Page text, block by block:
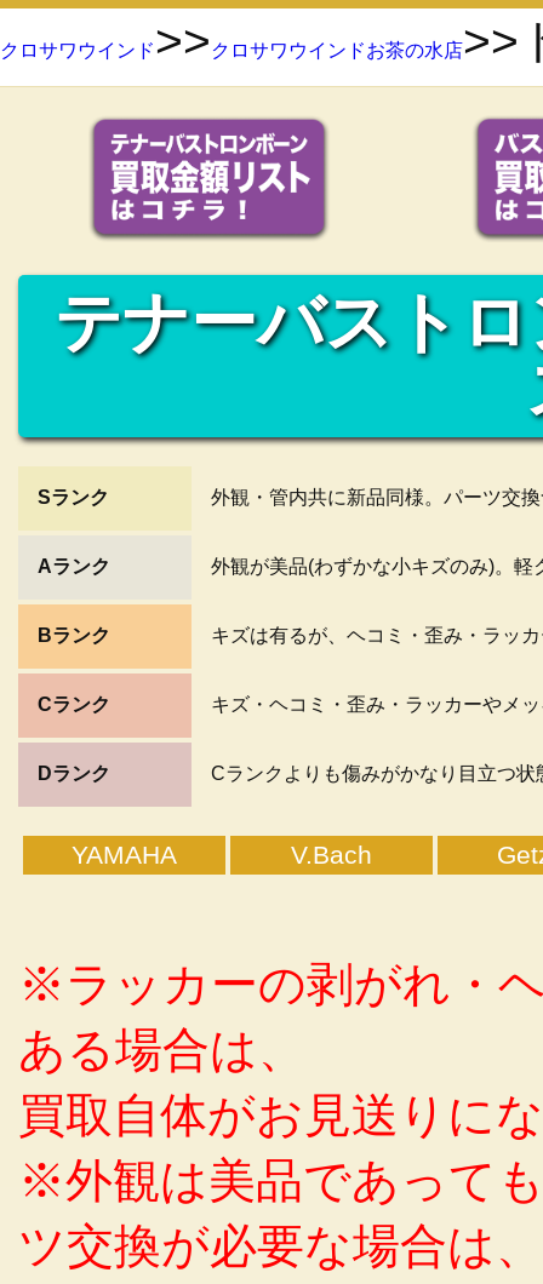
クロサワウインド >> クロサワウインドお茶の水店>>
テナーバスト
Sランク 外観・管内共に新品同様。パーツ交
Aランク 外観が美品(わずかな小キズのみ)。
Bランク キズは有るが、ヘコミ・歪み・ラッ
Cランク キズ・ヘコミ・歪み・ラッカーやメ
Dランク Cランクよりも傷みがかなり目立つ
YAMAHA V.Bach
※ラッカーの剥がれ・
ある場合は、
買取自体がお見送りに
※外観は美品であって
ツ交換が必要な場合は、